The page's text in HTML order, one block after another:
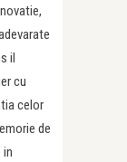
il
cu
celor
de
in